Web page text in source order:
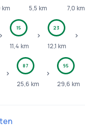
km 5,5 km 7,0 km
15
11,4 km
23
12,1 km
87
25,6 km
95
29,6 km